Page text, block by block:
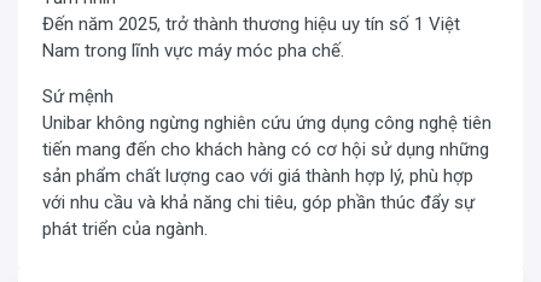
Đến năm 2025, trở thành thương hiệu uy tín số 1 Việt
Nam trong lĩnh vực máy móc pha chế.
Sứ mệnh
Unibar không ngừng nghiên cứu ứng dụng công nghệ tiên
tiến mang đến cho khách hàng có cơ hội sử dụng những
sản phẩm chất lượng cao với giá thành hợp lý, phù hợp
với nhu cầu và khả năng chi tiêu, góp phần thúc đẩy sự
phát triển của ngành.